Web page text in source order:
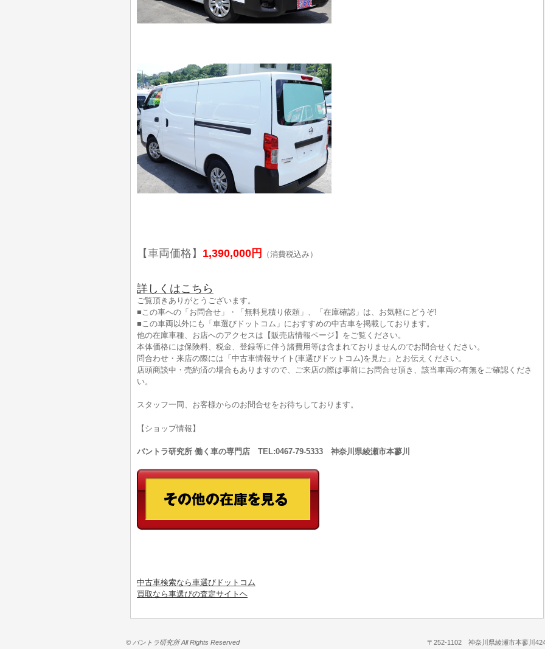
【車両価格】 1,390,000円 （消費税込み）
詳しくはこちら
ご覧頂きありがとうございます。
■この車への「お問合せ」・「無料見積り依頼」、「在庫確認」は、お気軽にどうぞ!
■この車両以外にも「車選びドットコム」におすすめの中古車を掲載しております。
他の在庫車種、お店へのアクセスは【販売店情報ページ】をご覧ください。
本体価格には保険料、税金、登録等に伴う諸費用等は含まれておりませんのでお問合せください。
問合わせ・来店の際には「中古車情報サイト(車選びドットコム)を見た」とお伝えください。
店頭商談中・売約済の場合もありますので、ご来店の際は事前にお問合せ頂き、該当車両の有無をご確認くださ
い。
スタッフ一同、お客様からのお問合せをお待ちしております。
【ショップ情報】
バントラ研究所 働く車の専門店 TEL:0467-79-5333 神奈川県綾瀬市本蓼川
中古車検索なら車選びドットコム
買取なら車選びの査定サイトヘ
© バントラ研究所 All Rights Reserved 〒252-1102 神奈川県綾瀬市本蓼川